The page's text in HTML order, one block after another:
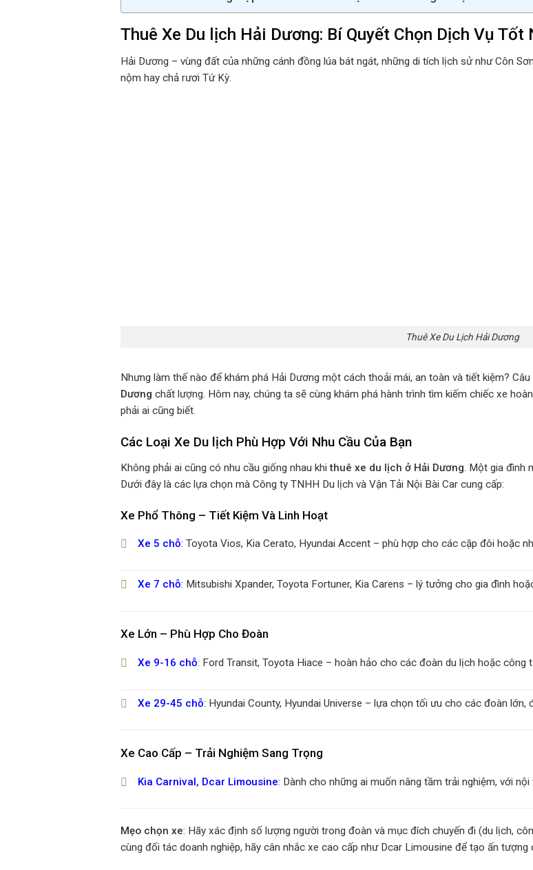
Thuê Xe Du lịch Hải Dương: Bí Quyết Chọn Dịch Vụ Tốt
Hải Dương – vùng đất của những cánh đồng lúa bát ngát, những di tích lịch sử như Côn
nộm hay chả rươi Tứ Kỳ.
Thuê Xe Du Lịch Hải Dương
Nhưng làm thế nào để khám phá Hải Dương một cách thoải mái, an toàn và tiết kiệm?
Dương chất lượng. Hôm nay, chúng ta sẽ cùng khám phá hành trình tìm kiếm chiếc xe
phải ai cũng biết.
Các Loại Xe Du lịch Phù Hợp Với Nhu Cầu Của Bạn
Không phải ai cũng có nhu cầu giống nhau khithuê xe du lịch ở Hải Dương. Một gia đình
Dưới đây là các lựa chọn mà Công ty TNHH Du lịch và Vận Tải Nội Bài Car cung cấp:
Xe Phổ Thông – Tiết Kiệm Và Linh Hoạt
Xe 5 chỗ: Toyota Vios, Kia Cerato, Hyundai Accent – phù hợp cho các cặp đôi hoặc
Xe 7 chỗ: Mitsubishi Xpander, Toyota Fortuner, Kia Carens – lý tưởng cho gia đình
Xe Lớn – Phù Hợp Cho Đoàn
Xe 9-16 chỗ: Ford Transit, Toyota Hiace – hoàn hảo cho các đoàn du lịch hoặc công
Xe 29-45 chỗ: Hyundai County, Hyundai Universe – lựa chọn tối ưu cho các đoàn
Xe Cao Cấp – Trải Nghiệm Sang Trọng
Kia Carnival, Dcar Limousine: Dành cho những ai muốn nâng tầm trải nghiệm, với
Mẹo chọn xe: Hãy xác định số lượng người trong đoàn và mục đích chuyến đi (du lịch,
cùng đối tác doanh nghiệp, hãy cân nhắc xe cao cấp như Dcar Limousine để tạo ấn tượng